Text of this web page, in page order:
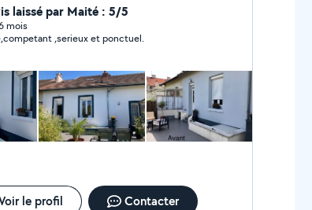
jardin, tonte , suis disponible facilement,
dans mon travail.
laissé par Maité : 5/5
mois
,serieux et ponctuel.
le profil Contacter